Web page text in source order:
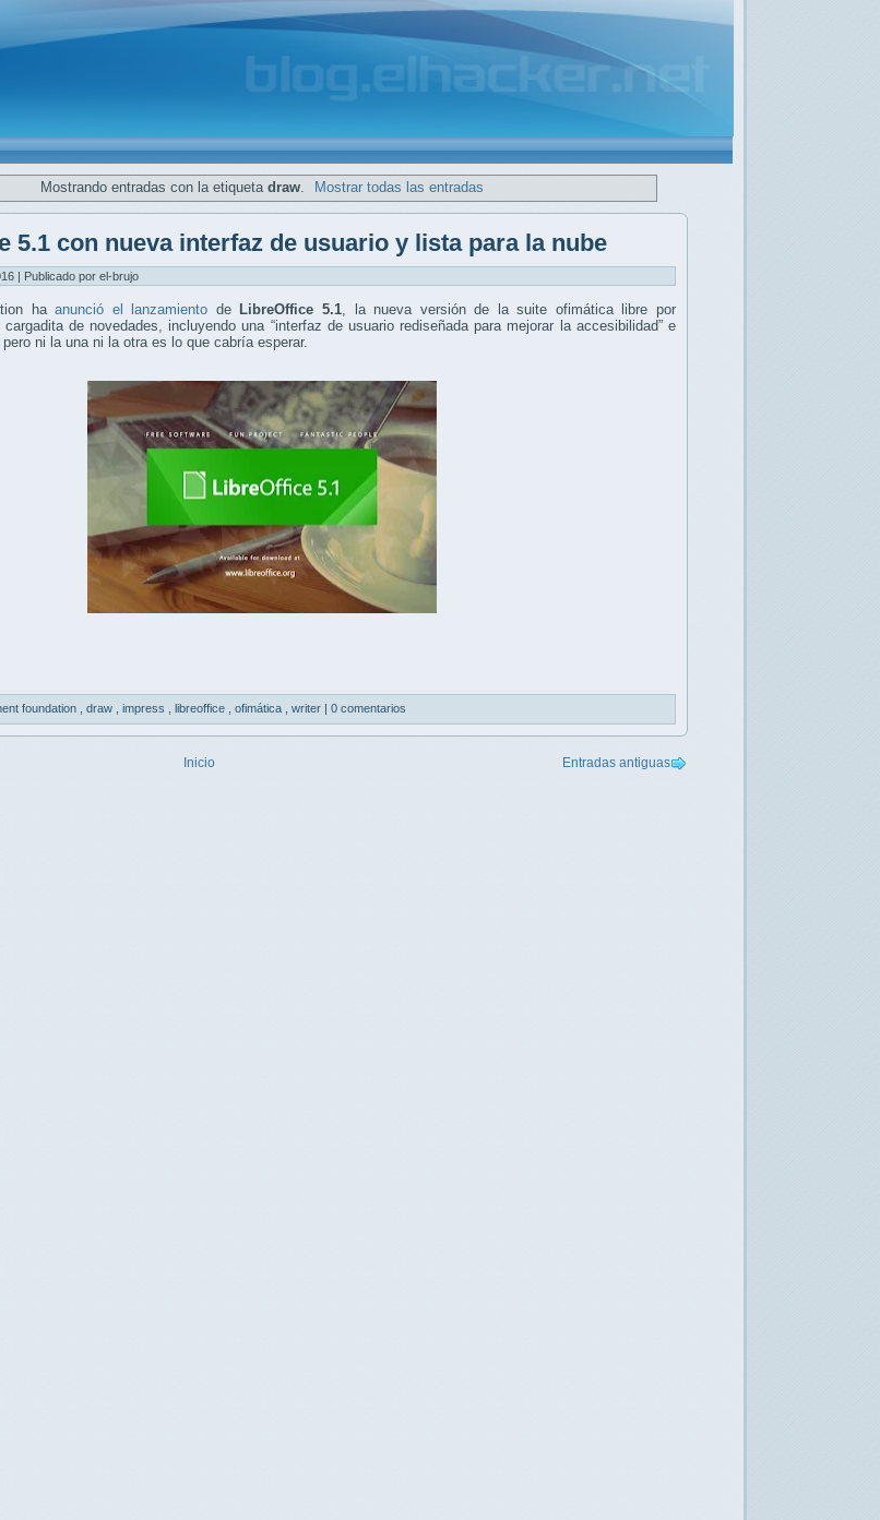
Mostrando entradas con la etiqueta draw. Mostrar todas las entradas
5.1 con nueva interfaz de usuario y lista para la nube
| Publicado por el-brujo
haanunció el lanzamiento de LibreOffice 5.1 , la nueva versión de la suite ofimática libre por
de novedades, incluyendo una “interfaz de usuario rediseñada para mejorar la accesibilidad” e
ni la una ni la otra es lo que cabría esperar.
foundation draw impress libreoffice ofimática writer | 0 comentarios
Entradas antiguas
Inicio